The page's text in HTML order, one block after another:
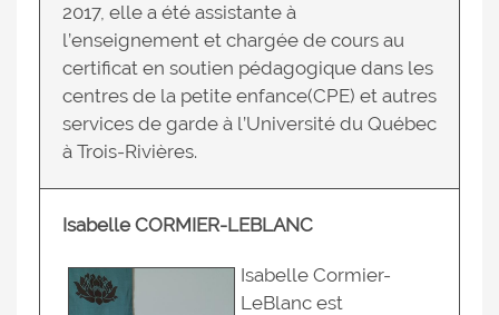
2017, elle a été assistante à
l’enseignement et chargée de cours au
certificat en soutien pédagogique dans les
centres de la petite enfance(CPE) et autres
services de garde à l’Université du Québec
à Trois-Rivières.
Isabelle CORMIER-LEBLANC
Isabelle Cormier-
LeBlanc est